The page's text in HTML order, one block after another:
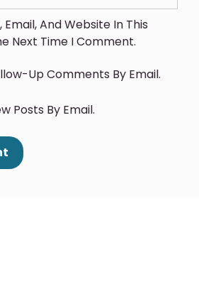
Email, And Website In This
Next Time I Comment.
Up Comments By Email.
Posts By Email.